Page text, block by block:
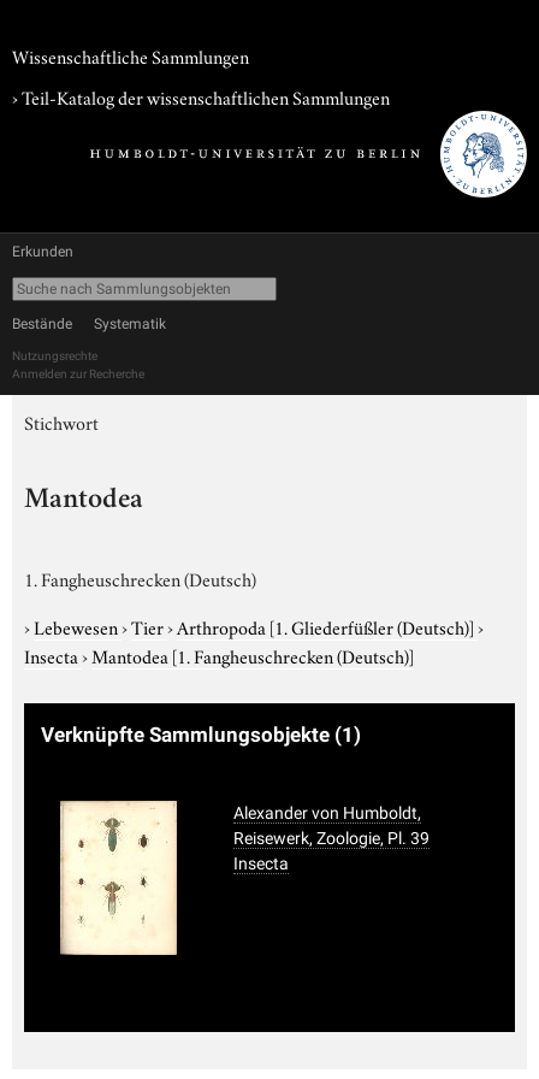
Wissenschaftliche Sammlungen
› Teil-Katalog der wissenschaftlichen Sammlungen
Erkunden
Bestände Systematik
Nutzungsrechte
Anmelden zur Recherche
Stichwort
Mantodea
1. Fangheuschrecken (Deutsch)
›Lebewesen›Tier›Arthropoda [1. Gliederfüßler (Deutsch)]›
Insecta›Mantodea [1. Fangheuschrecken (Deutsch)]
Verknüpfte Sammlungsobjekte (1)
Alexander von Humboldt,
Reisewerk, Zoologie, Pl. 39
Insecta